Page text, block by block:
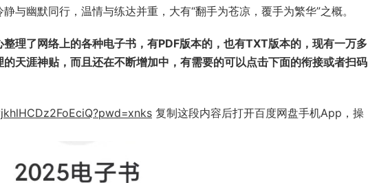
与幽默同行，温情与练达并重，大有“翻手为苍凉，覆手为繁华”之概。
理了网络上的各种电子书，有PDF版本的，也有TXT版本的，现有一万多
天涯神贴，而且还在不断增加中，有需要的可以点击下面的衔接或者扫码
复制这段内容后打开百度网盘手机App，操